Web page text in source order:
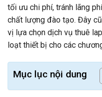
tối ưu chi phí, tránh lãng
chất lượng đào tạo. Đây
vị lựa chọn dịch vụ thuê
loạt thiết bị cho các
Mục lục nội dung